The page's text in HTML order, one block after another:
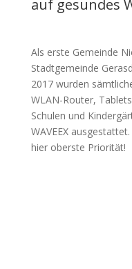
auf gesundes
Als erste Gemeinde
Stadtgemeinde
2017 wurden
WLAN-Router,
Schulen und
WAVEEX
hier oberste Priorität!